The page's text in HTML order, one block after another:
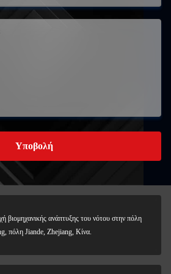
Υποβολή
βιομηχανικής ανάπτυξης του νότου στην πόλη
πόλη Jiande, Zhejiang, Κίνα.